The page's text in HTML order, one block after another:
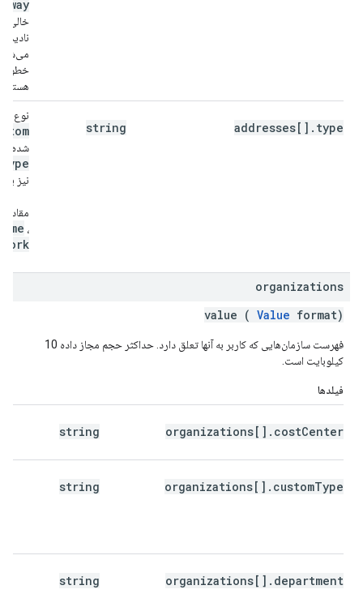
خالی
خطوط
هستند.
addresses[].type
string
نوع
شده
Type
نیز
،
work
organizations
value ( Value format)
فهرست سازمان‌هایی که کاربر به آنها تعلق دارد. حداکثر حجم مجاز داده 10
کیلوبایت است.
فیلدها
organizations[].costCenter
string
organizations[].customType
string
organizations[].department
string